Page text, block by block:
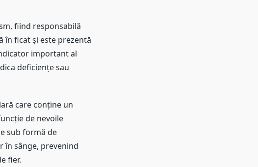
fiind responsabilă
în ficat și este prezentă
important al
deficiențe sau
care conține un
de nevoile
sub formă de
în sânge, prevenind
fier.